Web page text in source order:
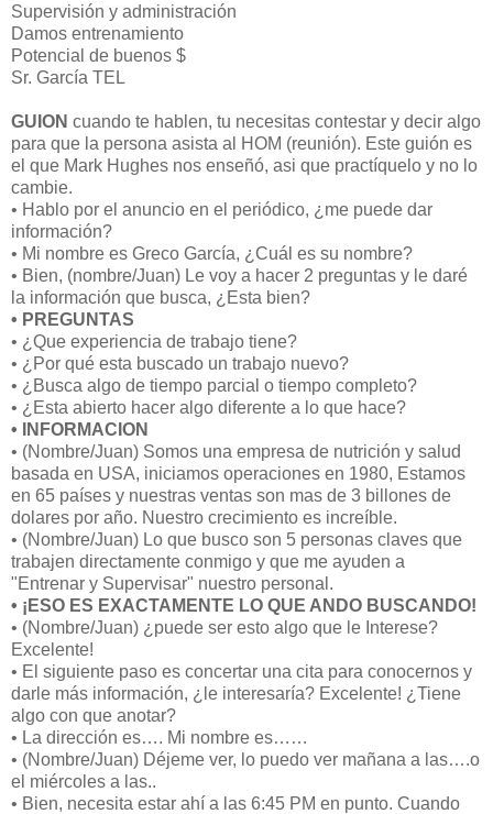
Supervisión y administración
Damos entrenamiento
Potencial de buenos $
Sr. García TEL
GUION cuando te hablen, tu necesitas contestar y decir algo
para que la persona asista al HOM (reunión). Este guión es
el que Mark Hughes nos enseñó, asi que practíquelo y no lo
cambie.
• Hablo por el anuncio en el periódico, ¿me puede dar
información?
• Mi nombre es Greco García, ¿Cuál es su nombre?
• Bien, (nombre/Juan) Le voy a hacer 2 preguntas y le daré
la información que busca, ¿Esta bien?
• PREGUNTAS
• ¿Que experiencia de trabajo tiene?
• ¿Por qué esta buscado un trabajo nuevo?
• ¿Busca algo de tiempo parcial o tiempo completo?
• ¿Esta abierto hacer algo diferente a lo que hace?
• INFORMACION
• (Nombre/Juan) Somos una empresa de nutrición y salud
basada en USA, iniciamos operaciones en 1980, Estamos
en 65 países y nuestras ventas son mas de 3 billones de
dolares por año. Nuestro crecimiento es increíble.
• (Nombre/Juan) Lo que busco son 5 personas claves que
trabajen directamente conmigo y que me ayuden a
"Entrenar y Supervisar" nuestro personal.
• ¡ESO ES EXACTAMENTE LO QUE ANDO BUSCANDO!
• (Nombre/Juan) ¿puede ser esto algo que le Interese?
Excelente!
• El siguiente paso es concertar una cita para conocernos y
darle más información, ¿le interesaría? Excelente! ¿Tiene
algo con que anotar?
• La dirección es…. Mi nombre es……
• (Nombre/Juan) Déjeme ver, lo puedo ver mañana a las….o
el miércoles a las..
• Bien, necesita estar ahí a las 6:45 PM en punto. Cuando